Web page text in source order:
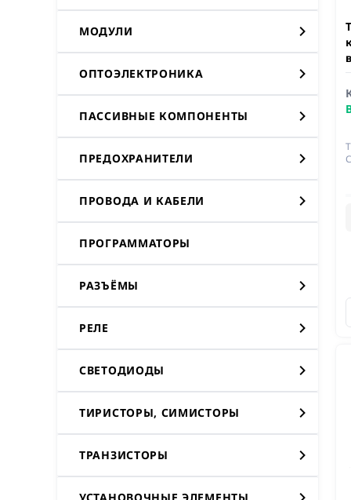
МОДУЛИ
ОПТОЭЛЕКТРОНИКА
ПАССИВНЫЕ КОМПОНЕНТЫ
ПРЕДОХРАНИТЕЛИ
ПРОВОДА И КАБЕЛИ
ПРОГРАММАТОРЫ
РАЗЪЁМЫ
РЕЛЕ
СВЕТОДИОДЫ
ТИРИСТОРЫ, СИМИСТОРЫ
ТРАНЗИСТОРЫ